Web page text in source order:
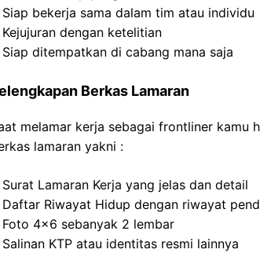
Siap bekerja sama dalam tim atau individu
Kejujuran dengan ketelitian
Siap ditempatkan di cabang mana saja
Berkas Lamaran
melamar kerja sebagai frontliner kamu
lamaran yakni :
Surat Lamaran Kerja yang jelas dan detail
Daftar Riwayat Hidup dengan riwayat
Foto 4×6 sebanyak 2 lembar
Salinan KTP atau identitas resmi lainnya